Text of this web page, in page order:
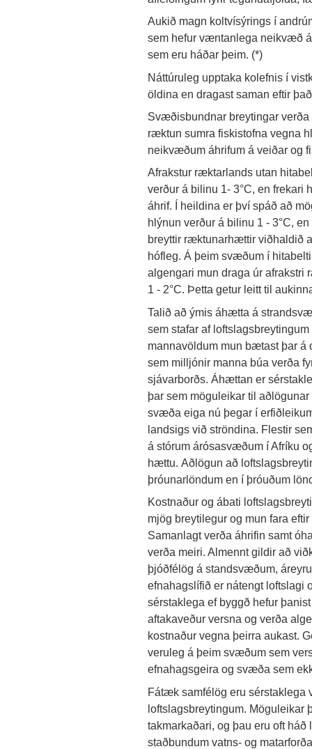
Aukið magn koltvísýrings í
sem hefur væntanlega neikvæð
sem eru háðar þeim. (*)
Náttúruleg upptaka kolefnis í
öldina en dragast saman eftir
Svæðisbundnar breytingar
ræktun sumra fiskistofna vegna
neikvæðum áhrifum á veiðar og
Afrakstur ræktarlands utan
verður á bilinu 1- 3°C, en frekari
áhrif. Í heildina er því spáð að
hlýnun verður á bilinu 1 - 3°C,
breyttir ræktunarhættir viðhaldið
hófleg. Á þeim svæðum í
algengari mun draga úr
1 - 2°C. Þetta getur leitt til
Talið að ýmis áhætta á
sem stafar af
mannavöldum mun bætast þar
sem milljónir manna búa verða
sjávarborðs. Áhættan er
þar sem möguleikar til
svæða eiga nú þegar í
landsigs við ströndina. Flestir
á stórum árósasvæðum í Afríku
hættu. Aðlögun að
þróunarlöndum en í þróuðum
Kostnaður og ábati
mjög breytilegur og mun fara
Samanlagt verða áhrifin samt
verða meiri. Almennt gildir að
þjóðfélög á standsvæðum,
efnahagslífið er nátengt loftslagi
sérstaklega ef byggð hefur
aftakaveður versna og verða
kostnaður vegna þeirra aukast.
veruleg á þeim svæðum sem
efnahagsgeira og svæða sem
Fátæk samfélög eru sérstaklega
loftslagsbreytingum. Möguleikar
takmarkaðari, og þau eru oft
staðbundum vatns- og